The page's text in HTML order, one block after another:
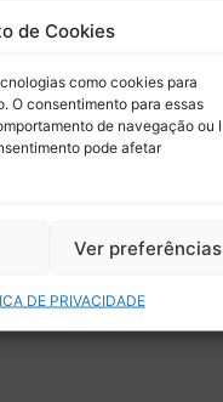
de Cookies
como cookies para
O consentimento para essas
de navegação ou
pode afetar
Ver preferências
DE PRIVACIDADE
Assinar